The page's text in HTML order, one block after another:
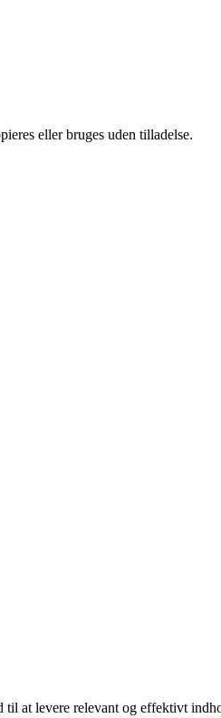
eller bruges uden tilladelse.
til at levere relevant og effektivt